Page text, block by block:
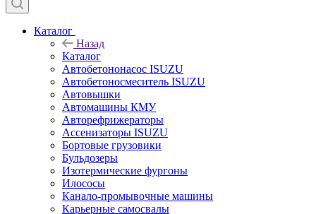
Каталог
Назад
Каталог
Автобетононасос ISUZU
Автобетоносмеситель ISUZU
Автовышки
Автомашины КМУ
Авторефрижераторы
Ассенизаторы ISUZU
Бортовые грузовики
Бульдозеры
Изотермические фургоны
Илососы
Канало-промывочные машины
Карьерные самосвалы